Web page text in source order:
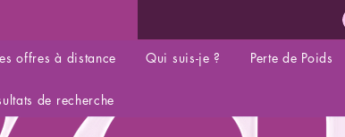
offres à distance Qui suis-je ? Perte de Poids
de recherche